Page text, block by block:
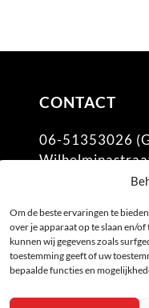
Om de beste ervaringen te
over je apparaat op te slaan en/
kunnen wij gegevens zoals
toestemming geeft of uw
bepaalde functies en
CONTACT
06-51353026
6851 KN
KVK: 58778314
BTW: